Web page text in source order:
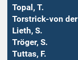
Topal, T.
Torstrick-von der
Lieth, S.
Tröger, S.
Tuttas, F.